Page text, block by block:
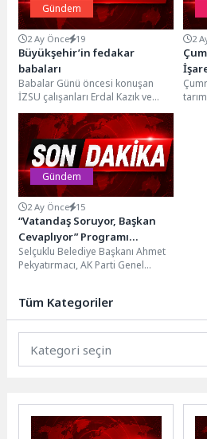
Gündem
2 Ay Önce 19
Büyükşehir’in fedakar
babaları
Babalar Günü öncesi konuşan
İZSU çalışanları Erdal Kazık ve
Mustafa İnkaya, kent altyapısını
ayakta tutmak...
2
Gündem
2 Ay Önce 15
“Vatandaş Soruyor, Başkan
Cevaplıyor” Programı
Akıncılar, Dumlupınar ve
Yazır Mahallelerinde
Selçuklu Belediye Başkanı Ahmet
Pekyatırmacı, AK Parti Genel
vatandaşlarla yöneticiler...
Tüm Kategoriler